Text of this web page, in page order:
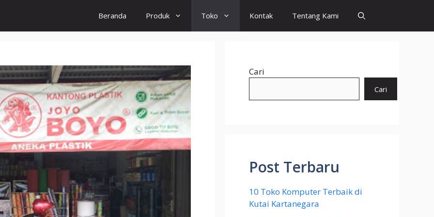
Beranda Produk Toko Kontak Tentang Kami
Cari
Cari
Post Terbaru
10 Toko Komputer Terbaik di
Kutai Kartanegara